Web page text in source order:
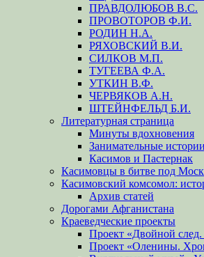
ПРАВДОЛЮБОВ В.С.
ПРОВОТОРОВ Ф.И.
РОДИН Н.А.
РЯХОВСКИЙ В.И.
СИЛКОВ М.П.
ТУГЕЕВА Ф.А.
УТКИН В.Ф.
ЧЕРВЯКОВ А.Н.
ШТЕЙНФЕЛЬД Б.И.
Литературная страница
Минуты вдохновения
Занимательные
Касимов и Пастернак
Касимовцы в битве под
Касимовский комсомол:
Архив статей
Дорогами Афганистана
Краеведческие проекты
Проект «Двойной
Проект «Оленины.